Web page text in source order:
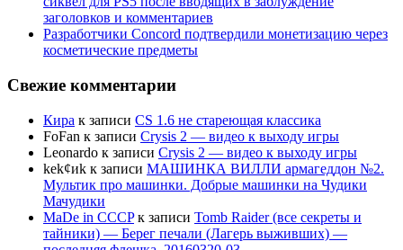
заголовков и комментариев
Разработчики Concord подтвердили монетизацию через
косметические предметы
Свежие комментарии
Кира к записи CS 1.6 не стареющая классика
FoFan к записи Crysis 2 — видео к выходу игры
Leonardo к записи Crysis 2 — видео к выходу игры
kek¢иk к записи МАШИНКА ВИЛЛИ армагеддон №2.
Мультик про машинки. Добрые машинки на Чудики
Мачудики
MaDe in CCCPк записи Tomb Raider (все секреты и
тайники) — Берег печали (Лагерь выживших) —